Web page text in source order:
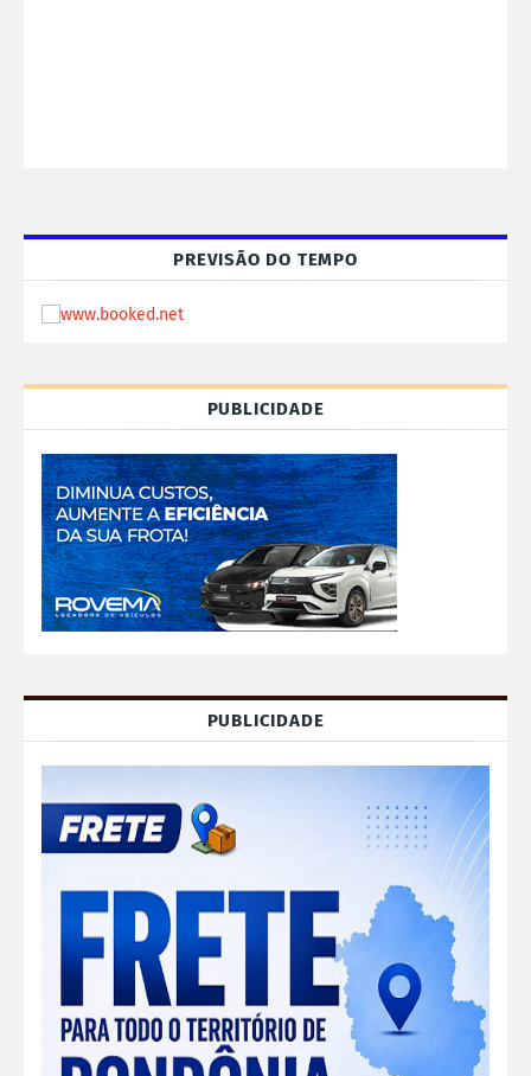
PREVISÃO DO TEMPO
PUBLICIDADE
PUBLICIDADE